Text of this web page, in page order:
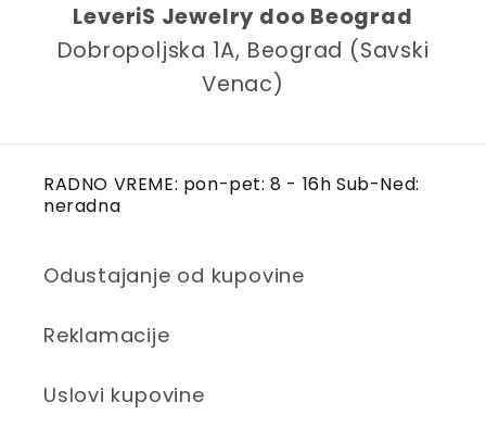
LeveriS Jewelry doo Beograd
Dobropoljska 1A, Beograd (Savski
Venac)
RADNO VREME: pon-pet: 8 - 16h Sub-Ned:
neradna
Odustajanje od kupovine
Reklamacije
Uslovi kupovine